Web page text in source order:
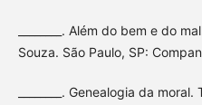
________. Além do bem e do
Souza. São Paulo, SP:
________. Genealogia da